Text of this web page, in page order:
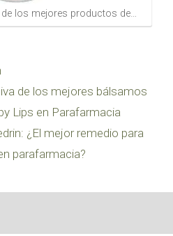
los mejores productos de…
de los mejores bálsamos
Lips en Parafarmacia
¿El mejor remedio para
parafarmacia?